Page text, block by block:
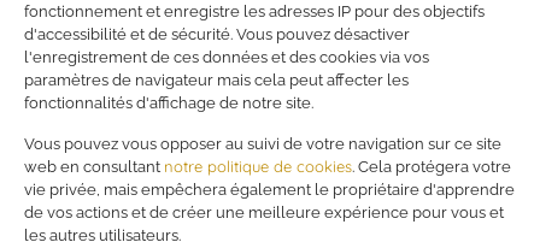
fonctionnement et enregistre les adresses IP pour des objectifs
d'accessibilité et de sécurité. Vous pouvez désactiver
l'enregistrement de ces données et des cookies via vos
paramètres de navigateur mais cela peut affecter les
fonctionnalités d'affichage de notre site.
Vous pouvez vous opposer au suivi de votre navigation sur ce site
web en consultant notre politique de cookies. Cela protégera votre
vie privée, mais empêchera également le propriétaire d'apprendre
de vos actions et de créer une meilleure expérience pour vous et
les autres utilisateurs.
— Nous contacter
—Financer votre formation
—Mentions légales
—Politique de confidentialité
—RSE